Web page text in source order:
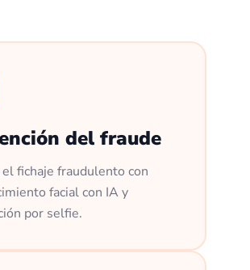
del fraude
fichaje fraudulento con
facial con IA y
por selfie.